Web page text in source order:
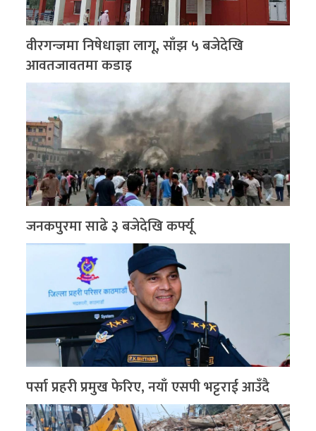
वीरगन्जमा निषेधाज्ञा लागू, साँझ ५ बजेदेखि
आवतजावतमा कडाइ
जनकपुरमा साढे ३ बजेदेखि कर्फ्यू
पर्सा प्रहरी प्रमुख फेरिए, नयाँ एसपी भट्टराई आउँदै